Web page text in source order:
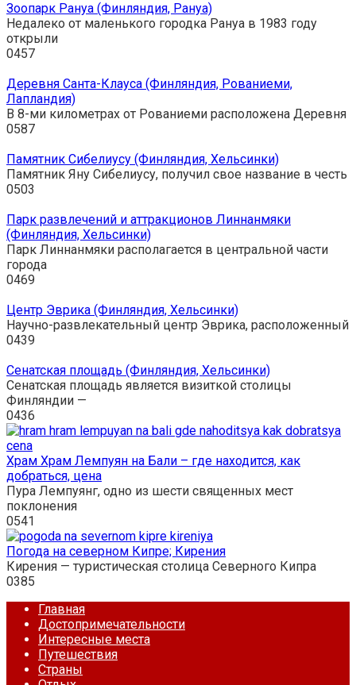
Зоопарк Рануа (Финляндия, Рануа)
Недалеко от маленького городка Рануа в 1983 году
открыли
0457
Деревня Санта-Клауса (Финляндия, Рованиеми,
Лапландия)
В 8-ми километрах от Рованиеми расположена Деревня
0587
Памятник Сибелиусу (Финляндия, Хельсинки)
Памятник Яну Сибелиусу, получил свое название в честь
0503
Парк развлечений и аттракционов Линнанмяки
(Финляндия, Хельсинки)
Парк Линнанмяки располагается в центральной части
города
0469
Центр Эврика (Финляндия, Хельсинки)
Научно-развлекательный центр Эврика, расположенный
0439
Сенатская площадь (Финляндия, Хельсинки)
Сенатская площадь является визиткой столицы
Финляндии —
0436
Храм Храм Лемпуян на Бали – где находится, как
добраться, цена
Пура Лемпуянг, одно из шести священных мест
поклонения
0541
Погода на северном Кипре; Кирения
Кирения — туристическая столица Северного Кипра
0385
Главная
Достопримечательности
Интересные места
Путешествия
Страны